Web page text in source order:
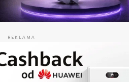
REKLAMA